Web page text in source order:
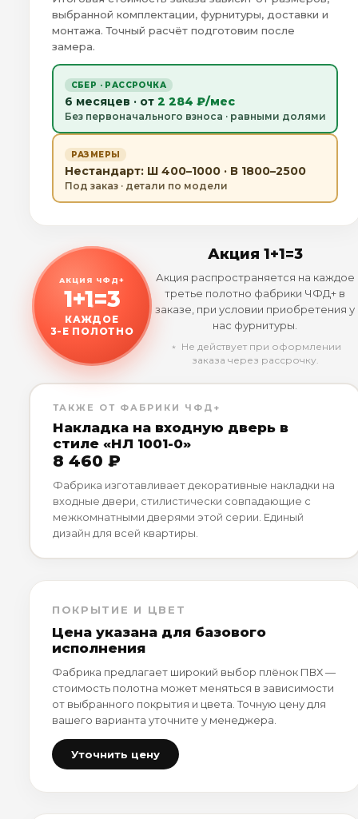
выбранной комплектации, фурнитуры, доставки и
монтажа. Точный расчёт подготовим после
замера.
СБЕР · РАССРОЧКА
6 месяцев · от 2 284 ₽/мес
Без первоначального взноса · равными долями
РАЗМЕРЫ
Нестандарт: Ш 400–1000 · В 1800–2500
Под заказ · детали по модели
АКЦИЯ ЧФД+
1+1=3
КАЖДОЕ
3-Е ПОЛОТНО
Акция 1+1=3
Акция распространяется на каждое
третье полотно фабрики ЧФД+ в
заказе, при условии приобретения у
нас фурнитуры.
﹡ Не действует при оформлении
заказа через рассрочку.
ТАКЖЕ ОТ ФАБРИКИ ЧФД+
Накладка на входную дверь в
стиле «НЛ 1001-0»
8 460 ₽
Фабрика изготавливает декоративные накладки на
входные двери, стилистически совпадающие с
межкомнатными дверями этой серии. Единый
дизайн для всей квартиры.
ПОКРЫТИЕ И ЦВЕТ
Цена указана для базового
исполнения
Фабрика предлагает широкий выбор плёнок ПВХ —
стоимость полотна может меняться в зависимости
от выбранного покрытия и цвета. Точную цену для
вашего варианта уточните у менеджера.
Уточнить цену